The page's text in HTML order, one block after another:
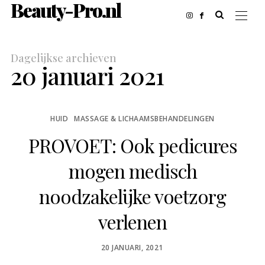
Beauty-Pro.nl
Dagelijkse archieven
20 januari 2021
HUID MASSAGE & LICHAAMSBEHANDELINGEN
PROVOET: Ook pedicures
mogen medisch
noodzakelijke voetzorg
verlenen
POSTED
20 JANUARI, 2021